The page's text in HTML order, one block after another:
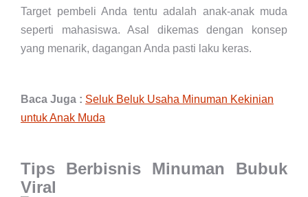
Target pembeli Anda tentu adalah anak-anak muda
seperti mahasiswa. Asal dikemas dengan konsep
yang menarik, dagangan Anda pasti laku keras.
Baca Juga : Seluk Beluk Usaha Minuman Kekinian
untuk Anak Muda
Tips Berbisnis Minuman Bubuk
Viral